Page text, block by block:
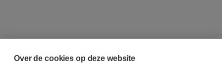
Over de cookies op deze website